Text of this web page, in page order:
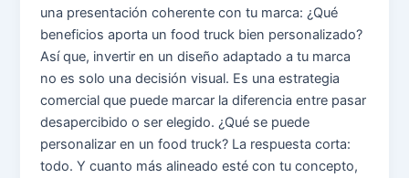
una presentación coherente con tu marca: ¿Qué
beneficios aporta un food truck bien personalizado?
Así que, invertir en un diseño adaptado a tu marca
no es solo una decisión visual. Es una estrategia
comercial que puede marcar la diferencia entre pasar
desapercibido o ser elegido. ¿Qué se puede
personalizar en un food truck? La respuesta corta:
todo. Y cuanto más alineado esté con tu concepto,